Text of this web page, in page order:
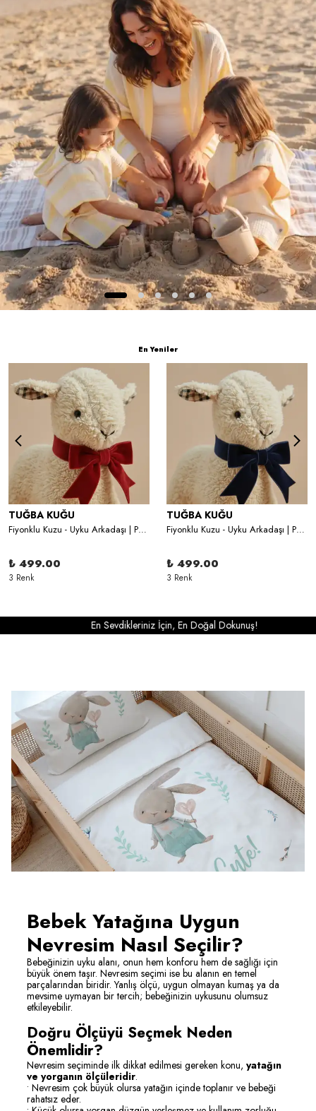
En Yeniler
TUĞBA KUĞU
Fiyonklu Kuzu - Uyku Arkadaşı | Peluş Oyuncak
₺ 499.00
3 Renk
TUĞBA KUĞU
Fiyonklu Kuzu - Uyku Arkadaşı | Peluş Oyuncak
₺ 499.00
3 Renk
İçin, En Doğal Dokunuş!
Bebek Yatağına Uygun
Nevresim Nasıl Seçilir?
Bebeğinizin uyku alanı, onun hem konforu hem de sağlığı için
büyük önem taşır. Nevresim seçimi ise bu alanın en temel
parçalarından biridir. Yanlış ölçü, uygun olmayan kumaş ya da
mevsime uymayan bir tercih; bebeğinizin uykusunu olumsuz
etkileyebilir.
Doğru Ölçüyü Seçmek Neden
Önemlidir?
Nevresim seçiminde ilk dikkat edilmesi gereken konu, yatağın
ve yorganın ölçüleridir.
• Nevresim çok büyük olursa yatağın içinde toplanır ve bebeği
rahatsız eder.